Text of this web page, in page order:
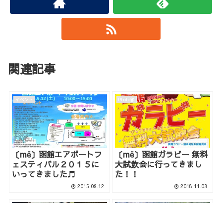
関連記事
イベント
〔më〕函館エアポートフ
ェスティバル２０１５に
いってきました♬
2015.09.12
Photo箱
〔më〕函館ガラビー 無料
大試飲会に行ってきまし
た！！
2018.11.03